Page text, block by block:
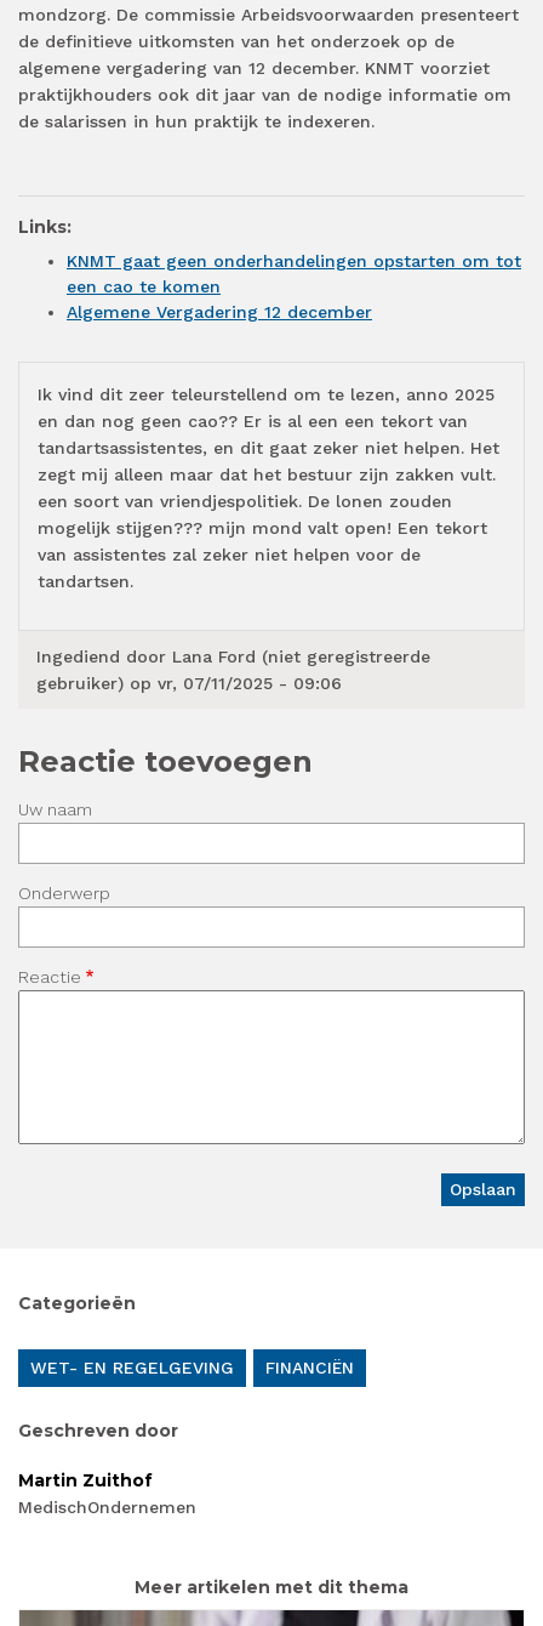
mondzorg. De commissie Arbeidsvoorwaarden presenteert
de definitieve uitkomsten van het onderzoek op de
algemene vergadering van 12 december. KNMT voorziet
praktijkhouders ook dit jaar van de nodige informatie om
de salarissen in hun praktijk te indexeren.
Links:
KNMT gaat geen onderhandelingen opstarten om tot
een cao te komen
Algemene Vergadering 12 december
Ik vind dit zeer teleurstellend om te lezen, anno 2025
en dan nog geen cao?? Er is al een een tekort van
tandartsassistentes, en dit gaat zeker niet helpen. Het
zegt mij alleen maar dat het bestuur zijn zakken vult.
een soort van vriendjespolitiek. De lonen zouden
mogelijk stijgen??? mijn mond valt open! Een tekort
van assistentes zal zeker niet helpen voor de
tandartsen.
Ingediend door Lana Ford (niet geregistreerde
gebruiker) op vr, 07/11/2025 - 09:06
Reactie toevoegen
Uw naam
Onderwerp
Reactie
Categorieën
WET- EN REGELGEVING FINANCIËN
Geschreven door
Martin Zuithof
MedischOndernemen
Meer artikelen met dit thema